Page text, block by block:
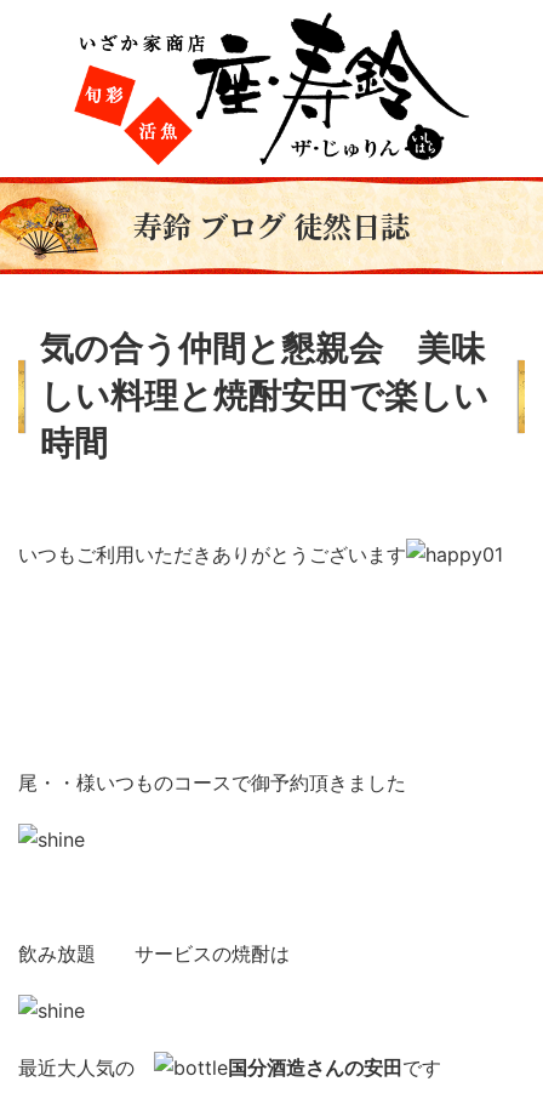
寿鈴 ブログ 徒然日誌
気の合う仲間と懇親会 美味
しい料理と焼酎安田で楽しい
時間
いつもご利用いただきありがとうございます
尾・・様いつものコースで御予約頂きました
飲み放題 サービスの焼酎は
最近大人気の 国分酒造さんの安田 です